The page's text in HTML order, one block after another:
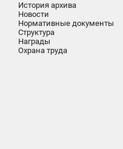
История архива
Новости
Нормативные документы
Структура
Награды
Охрана труда